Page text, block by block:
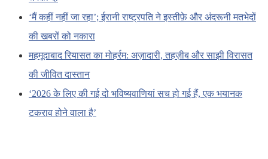
‘मैं कहीं नहीं जा रहा’; ईरानी राष्ट्रपति ने इस्तीफ़े और अंदरूनी मतभेदों
की खबरों को नकारा
महमूदाबाद रियासत का मोहर्रम: अज़ादारी, तहज़ीब और साझी विरासत
की जीवित दास्तान
‘2026 के लिए की गई दो भविष्यवाणियां सच हो गई हैं, एक भयानक
टकराव होने वाला है’